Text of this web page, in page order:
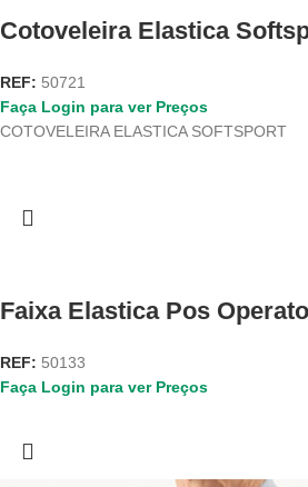
Cotoveleira Elastica
REF: 50721
Faça Login para ver Preços
COTOVELEIRA ELASTICA SOFTSPORT
Faixa Elastica Pos
REF: 50133
Faça Login para ver Preços